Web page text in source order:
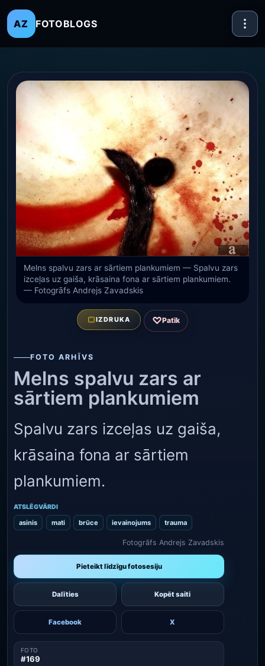
AZ FOTOBLOGS
Melns spalvu zars ar sārtiem plankumiem — Spalvu zars
izceļas uz gaiša, krāsaina fona ar sārtiem plankumiem.
— Fotogrāfs Andrejs Zavadskis
IZDRUKA ♡Patīk
FOTO ARHĪVS
Melns spalvu zars ar
sārtiem plankumiem
Spalvu zars izceļas uz gaiša,
krāsaina fona ar sārtiem
plankumiem.
ATSLĒGVĀRDI
asinis mati brūce ievainojums trauma
Fotogrāfs Andrejs Zavadskis
Pieteikt līdzīgu fotosesiju
Dalīties Kopēt saiti
Facebook X
FOTO
#169